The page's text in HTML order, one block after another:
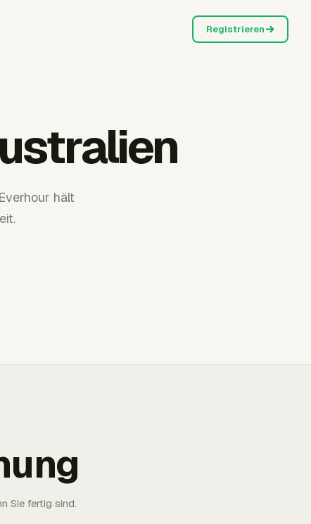
Registrieren
hält
Sie fertig sind.